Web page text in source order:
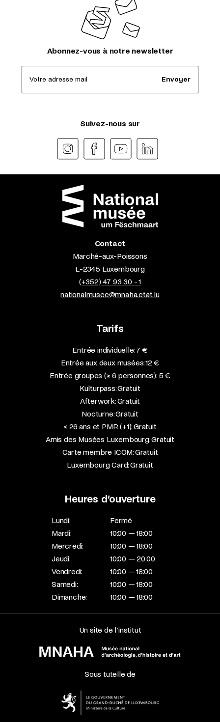
Abonnez-vous à notre newsletter
Votre adresse mail Envoyer
Suivez-nous sur
Contact
Marché-aux-Poissons
L-2345 Luxembourg
(+352) 47 93 30 - 1
nationalmusee@mnaha.etat.lu
Tarifs
Entrée individuelle: 7 €
Entrée aux deux musées: 12 €
Entrée groupes (≥ 6 personnes): 5 €
Kulturpass: Gratuit
Afterwork: Gratuit
Nocturne: Gratuit
< 26 ans et PMR (+1): Gratuit
Amis des Musées Luxembourg: Gratuit
Carte membre ICOM: Gratuit
Luxembourg Card: Gratuit
Heures d’ouverture
Lundi:
Fermé
Mardi:
10:00 — 18:00
Mercredi:
10:00 — 18:00
Jeudi:
10:00 — 20:00
Vendredi:
10:00 — 18:00
Samedi:
10:00 — 18:00
Dimanche:
10:00 — 18:00
Un site de l’institut
Sous tutelle de